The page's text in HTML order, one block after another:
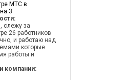
МТС в
3
слежу за
26 работников
и работаю над
которые
работы и
компании: